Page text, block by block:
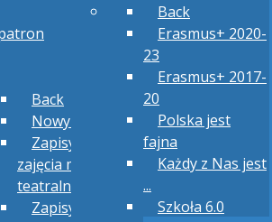
Back
Nowy uczeń
Zapisy na
zajęcia muzyczno-
teatralne
Zapisy na bal
Back
Erasmus+ 2020-
23
Erasmus+ 2017-
20
Polska jest
fajna
Każdy z Nas jest
...
Szkoła 6.0